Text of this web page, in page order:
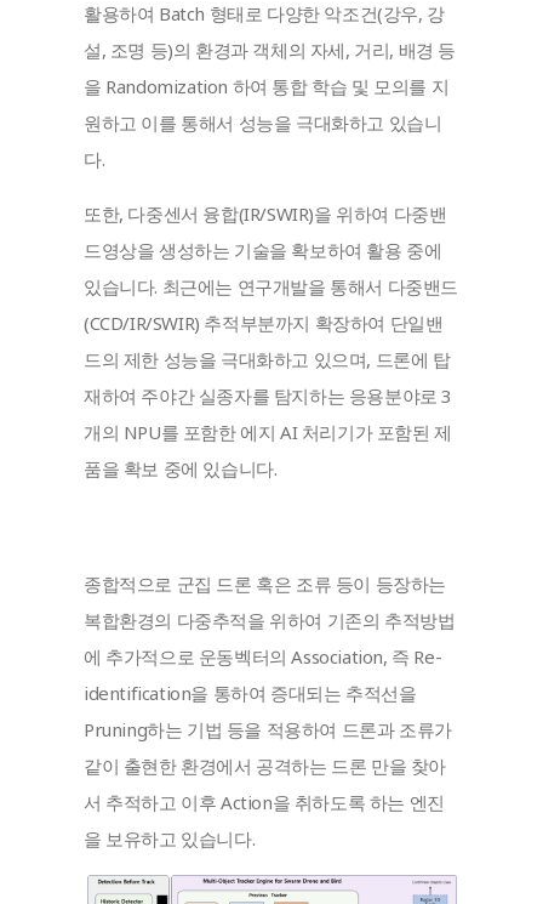
활용하여 Batch 형태로 다양한 악조건(강우, 강
설, 조명 등)의 환경과 객체의 자세, 거리, 배경 등
을 Randomization 하여 통합 학습 및 모의를 지
원하고 이를 통해서 성능을 극대화하고 있습니
다.
또한, 다중센서 융합(IR/SWIR)을 위하여 다중밴
드영상을 생성하는 기술을 확보하여 활용 중에
있습니다. 최근에는 연구개발을 통해서 다중밴드
(CCD/IR/SWIR) 추적부분까지 확장하여 단일밴
드의 제한 성능을 극대화하고 있으며, 드론에 탑
재하여 주야간 실종자를 탐지하는 응용분야로 3
개의 NPU를 포함한 에지 AI 처리기가 포함된 제
품을 확보 중에 있습니다.
종합적으로 군집 드론 혹은 조류 등이 등장하는
복합환경의 다중추적을 위하여 기존의 추적방법
에 추가적으로 운동벡터의 Association, 즉 Re-
identification을 통하여 증대되는 추적선을
Pruning하는 기법 등을 적용하여 드론과 조류가
같이 출현한 환경에서 공격하는 드론 만을 찾아
서 추적하고 이후 Action을 취하도록 하는 엔진
을 보유하고 있습니다.